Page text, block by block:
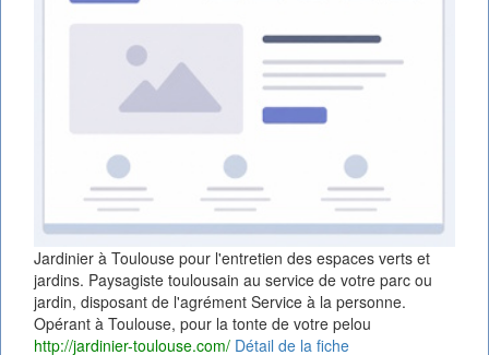
Jardinier à Toulouse pour l'entretien des espaces verts et
jardins. Paysagiste toulousain au service de votre parc ou
jardin, disposant de l'agrément Service à la personne.
Opérant à Toulouse, pour la tonte de votre pelou
http://jardinier-toulouse.com/ Détail de la fiche